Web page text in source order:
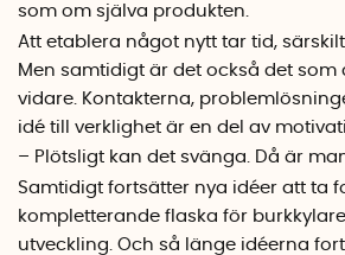
som om själva produkten.
Att etablera något nytt tar tid,
Men samtidigt är det också det som
vidare. Kontakterna,
idé till verklighet är en del av
– Plötsligt kan det svänga. Då är
Samtidigt fortsätter nya idéer att ta
kompletterande flaska för
utveckling. Och så länge idéerna